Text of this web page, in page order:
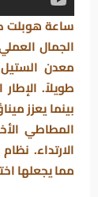
ساعة هوبلت
الجمال
معدن
طويلاً.
بينما يعزز
المطاطي
الارتداء.
مما يجعلها